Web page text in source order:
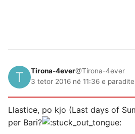
Tirona-4ever@Tirona-4ever
3 tetor 2016 në 11:36 e
Llastice, po kjo (Last days of
per Bari?